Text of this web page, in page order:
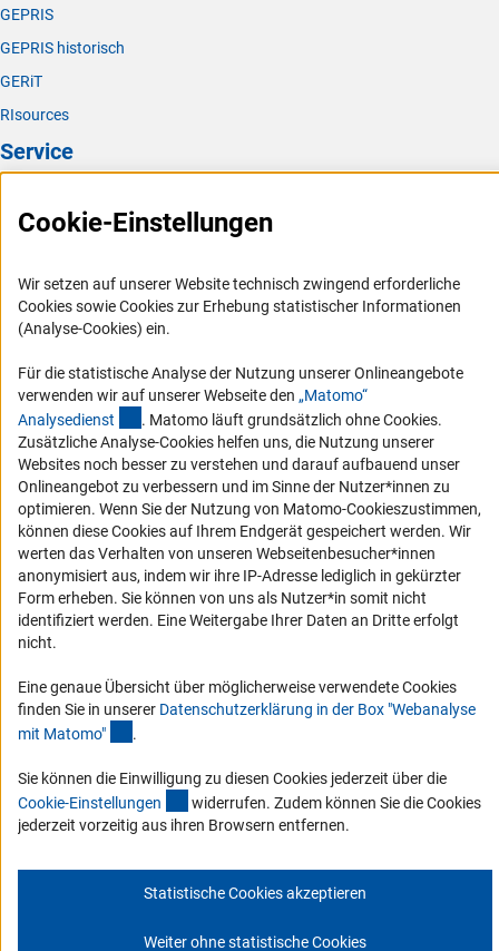
GEPRIS
GEPRIS historisch
GERiT
RIsources
Service
FAQ
Logo und Corporate Design
RSS-Feeds
Compliance
Vergabeverfahren
Barrierefreiheit
Service und Informationen für Menschen mit Behinderungen
Erklärung zur Barrierefreiheit
Barriere melden
DFG-aktuell
Erhalten Sie Neuigkeiten aus der DFG direkt in Ihr Mailpostfach oder
Zum Newsletter
Service
Cookie-Einstellungen
Wir setzen auf unserer Website technisch zwingend erforderliche
Cookies sowie Cookies zur Erhebung statistischer Informationen
(Analyse-Cookies) ein.
Für die statistische Analyse der Nutzung unserer Onlineangebote
verwenden wir auf unserer Webseite den „Matomo“
Analysedienst (externer Link)
. Matomo läuft grundsätzlich ohne Cookies.
Zusätzliche Analyse-Cookies helfen uns, die Nutzung unserer
Websites noch besser zu verstehen und darauf aufbauend unser
Onlineangebot zu verbessern und im Sinne der Nutzer*innen zu
optimieren. Wenn Sie der Nutzung von Matomo-Cookieszustimmen,
können diese Cookies auf Ihrem Endgerät gespeichert werden. Wir
werten das Verhalten von unseren Webseitenbesucher*innen
anonymisiert aus, indem wir ihre IP-Adresse lediglich in gekürzter
Form erheben. Sie können von uns als Nutzer*in somit nicht
identifiziert werden. Eine Weitergabe Ihrer Daten an Dritte erfolgt
nicht.
Eine genaue Übersicht über möglicherweise verwendete Cookies
finden Sie in unserer Datenschutzerklärung in der Box "Webanalyse
mit Matomo" .
Sie können die Einwilligung zu diesen Cookies jederzeit über die
Cookie-Einstellungen (interner Link)
widerrufen. Zudem können Sie die Cookies
jederzeit vorzeitig aus ihren Browsern entfernen.
Statistische Cookies akzeptieren
Weiter ohne statistische Cookies